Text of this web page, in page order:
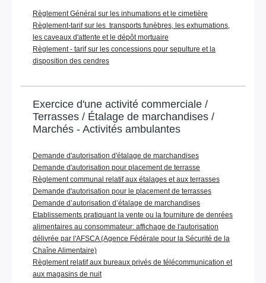
Règlement Général sur les inhumations et le cimetière
Règlement-tarif sur les transports funèbres, les exhumations,
les caveaux d'attente et le dépôt mortuaire
Règlement - tarif sur les concessions pour sepulture et la
disposition des cendres
Exercice d'une activité commerciale /
Terrasses / Étalage de marchandises /
Marchés - Activités ambulantes
Demande d'autorisation d'étalage de marchandises
Demande d'autorisation pour placement de terrasse
Règlement communal relatif aux étalages et aux terrasses
Demande d'autorisation pour le placement de terrasses
Demande d’autorisation d’étalage de marchandises
Etablissements pratiquant la vente ou la fourniture de denrées
alimentaires au consommateur: affichage de l'autorisation
délivrée par l'AFSCA (Agence Fédérale pour la Sécurité de la
Chaîne Alimentaire)
Règlement relatif aux bureaux privés de télécommunication et
aux magasins de nuit